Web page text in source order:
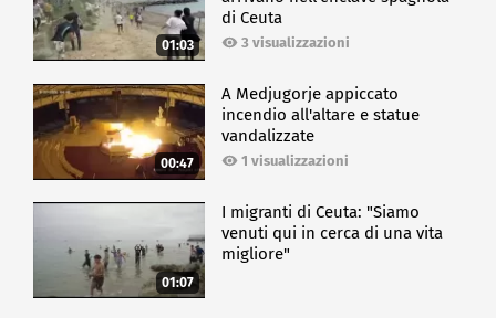
01:03
di Ceuta
3 visualizzazioni
00:47
A Medjugorje appiccato
incendio all'altare e statue
vandalizzate
1 visualizzazioni
01:07
I migranti di Ceuta: "Siamo
venuti qui in cerca di una vita
migliore"